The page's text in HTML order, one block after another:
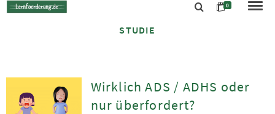
0
STUDIE
Wirklich ADS / ADHS oder
nur überfordert?